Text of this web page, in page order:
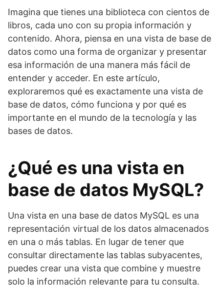
Imagina que tienes una biblioteca con cientos de
libros, cada uno con su propia información y
contenido. Ahora, piensa en una vista de base de
datos como una forma de organizar y presentar
esa información de una manera más fácil de
entender y acceder. En este artículo,
exploraremos qué es exactamente una vista de
base de datos, cómo funciona y por qué es
importante en el mundo de la tecnología y las
bases de datos.
¿Qué es una vista en
base de datos MySQL?
Una vista en una base de datos MySQL es una
representación virtual de los datos almacenados
en una o más tablas. En lugar de tener que
consultar directamente las tablas subyacentes,
puedes crear una vista que combine y muestre
solo la información relevante para tu consulta.